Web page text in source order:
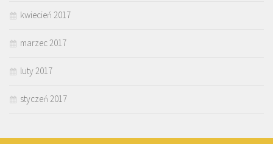
kwiecień 2017
marzec 2017
luty 2017
styczeń 2017